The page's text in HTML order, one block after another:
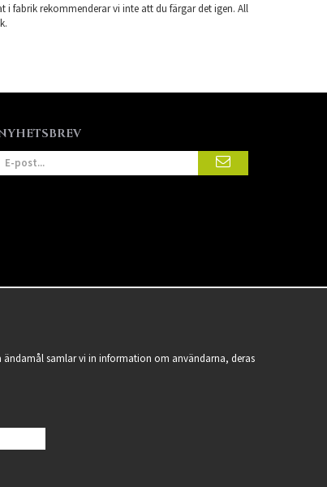
i fabrik rekommenderar vi inte att du färgar det igen. All
ändamål samlar vi in information om användarna, deras